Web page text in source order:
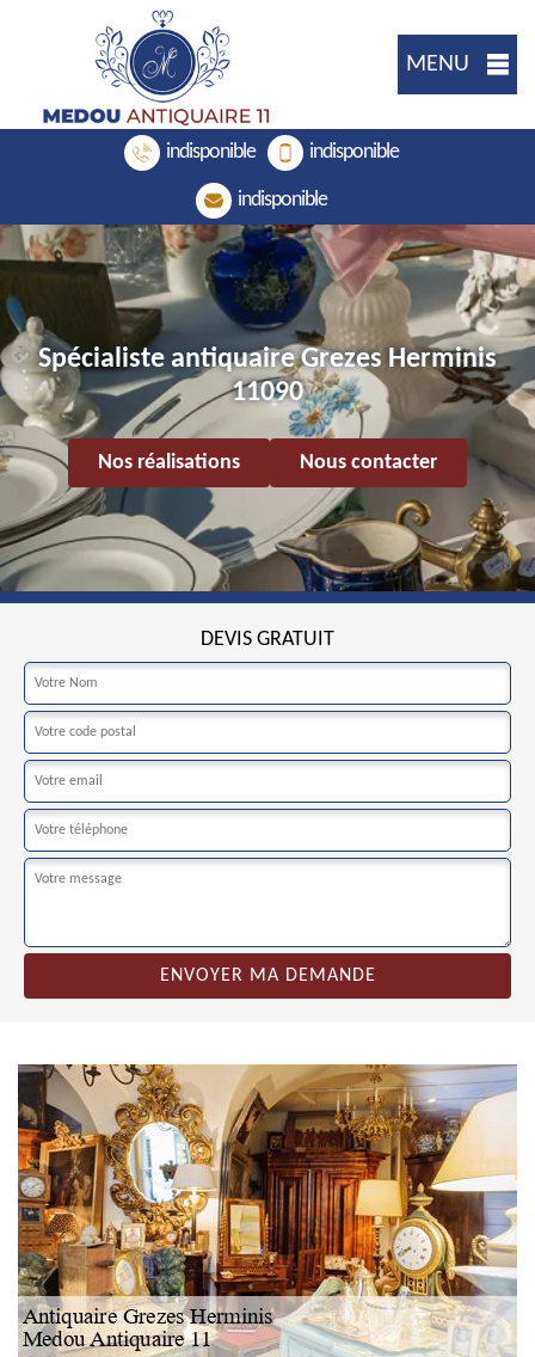
MENU
indisponible indisponible
indisponible
Spécialiste antiquaire Grezes Herminis
11090
Nos réalisations Nous contacter
DEVIS GRATUIT